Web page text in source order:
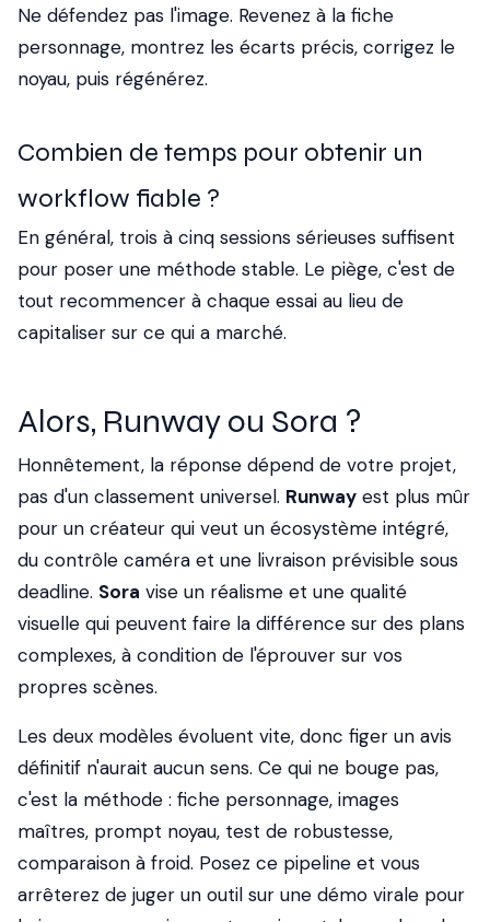
Ne défendez pas l'image. Revenez à la fiche
personnage, montrez les écarts précis, corrigez le
noyau, puis régénérez.
Combien de temps pour obtenir un
workflow fiable ?
En général, trois à cinq sessions sérieuses suffisent
pour poser une méthode stable. Le piège, c'est de
tout recommencer à chaque essai au lieu de
capitaliser sur ce qui a marché.
Alors, Runway ou Sora ?
Honnêtement, la réponse dépend de votre projet,
pas d'un classement universel. Runway est plus mûr
pour un créateur qui veut un écosystème intégré,
du contrôle caméra et une livraison prévisible sous
deadline. Sora vise un réalisme et une qualité
visuelle qui peuvent faire la différence sur des plans
complexes, à condition de l'éprouver sur vos
propres scènes.
Les deux modèles évoluent vite, donc figer un avis
définitif n'aurait aucun sens. Ce qui ne bouge pas,
c'est la méthode : fiche personnage, images
maîtres, prompt noyau, test de robustesse,
comparaison à froid. Posez ce pipeline et vous
arrêterez de juger un outil sur une démo virale pour